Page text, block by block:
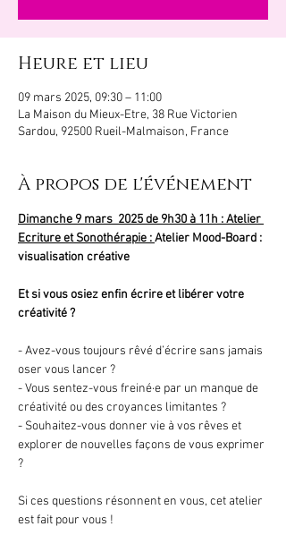
Heure et lieu
09 mars 2025, 09:30 – 11:00
La Maison du Mieux-Etre, 38 Rue Victorien
Sardou, 92500 Rueil-Malmaison, France
À propos de l'événement
Dimanche 9 mars  2025 de 9h30 à 11h : Atelier
Ecriture et Sonothérapie : Atelier Mood-Board :
visualisation créative
Et si vous osiez enfin écrire et libérer votre
créativité ?
- Avez-vous toujours rêvé d’écrire sans jamais
oser vous lancer ?
- Vous sentez-vous freiné·e par un manque de
créativité ou des croyances limitantes ?
- Souhaitez-vous donner vie à vos rêves et
explorer de nouvelles façons de vous exprimer
?
Si ces questions résonnent en vous, cet atelier
est fait pour vous !